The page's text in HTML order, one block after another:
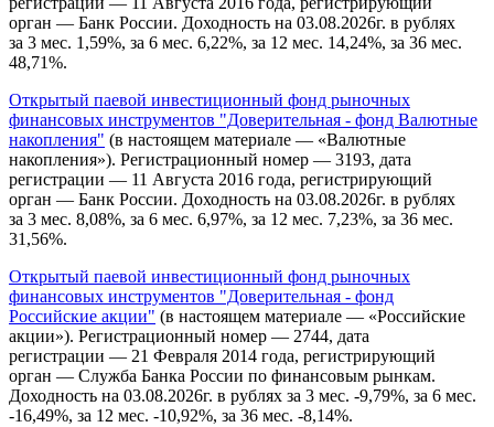
орган — Банк России. Доходность на 03.08.2026г. в рублях
за 3 мес. 1,59%, за 6 мес. 6,22%, за 12 мес. 14,24%, за 36 мес.
48,71%.
Открытый паевой инвестиционный фонд рыночных
финансовых инструментов "Доверительная - фонд Валютные
накопления" (в настоящем материале — «Валютные
накопления»). Регистрационный номер — 3193, дата
регистрации — 11 Августа 2016 года, регистрирующий
орган — Банк России. Доходность на 03.08.2026г. в рублях
за 3 мес. 8,08%, за 6 мес. 6,97%, за 12 мес. 7,23%, за 36 мес.
31,56%.
Открытый паевой инвестиционный фонд рыночных
финансовых инструментов "Доверительная - фонд
Российские акции" (в настоящем материале — «Российские
акции»). Регистрационный номер — 2744, дата
регистрации — 21 Февраля 2014 года, регистрирующий
орган — Служба Банка России по финансовым рынкам.
Доходность на 03.08.2026г. в рублях за 3 мес. -9,79%, за 6 мес.
-16,49%, за 12 мес. -10,92%, за 36 мес. -8,14%.